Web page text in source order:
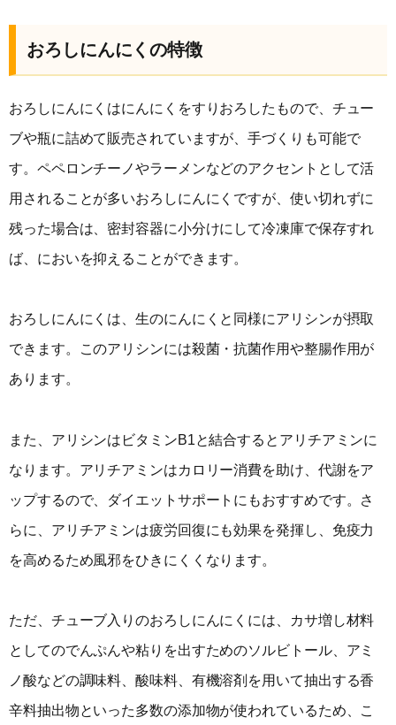
おろしにんにくの特徴
おろしにんにくはにんにくをすりおろしたもので、チュー
ブや瓶に詰めて販売されていますが、手づくりも可能で
す。ペペロンチーノやラーメンなどのアクセントとして活
用されることが多いおろしにんにくですが、使い切れずに
残った場合は、密封容器に小分けにして冷凍庫で保存すれ
ば、においを抑えることができます。
おろしにんにくは、生のにんにくと同様にアリシンが摂取
できます。このアリシンには殺菌・抗菌作用や整腸作用が
あります。
また、アリシンはビタミンB1と結合するとアリチアミンに
なります。アリチアミンはカロリー消費を助け、代謝をア
ップするので、ダイエットサポートにもおすすめです。さ
らに、アリチアミンは疲労回復にも効果を発揮し、免疫力
を高めるため風邪をひきにくくなります。
ただ、チューブ入りのおろしにんにくには、カサ増し材料
としてのでんぷんや粘りを出すためのソルビトール、アミ
ノ酸などの調味料、酸味料、有機溶剤を用いて抽出する香
辛料抽出物といった多数の添加物が使われているため、こ